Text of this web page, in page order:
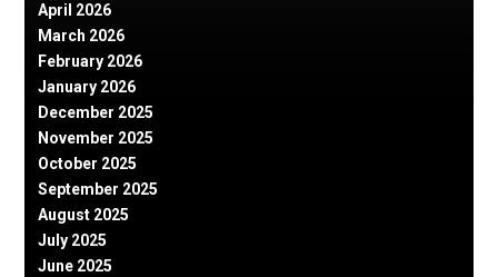
April 2026
March 2026
February 2026
January 2026
December 2025
November 2025
October 2025
September 2025
August 2025
July 2025
June 2025